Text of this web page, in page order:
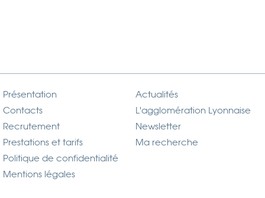
Présentation
Contacts
Recrutement
Prestations et tarifs
Politique de confidentialité
Mentions légales
Actualités
L'agglomération Lyonnaise
Newsletter
Ma recherche